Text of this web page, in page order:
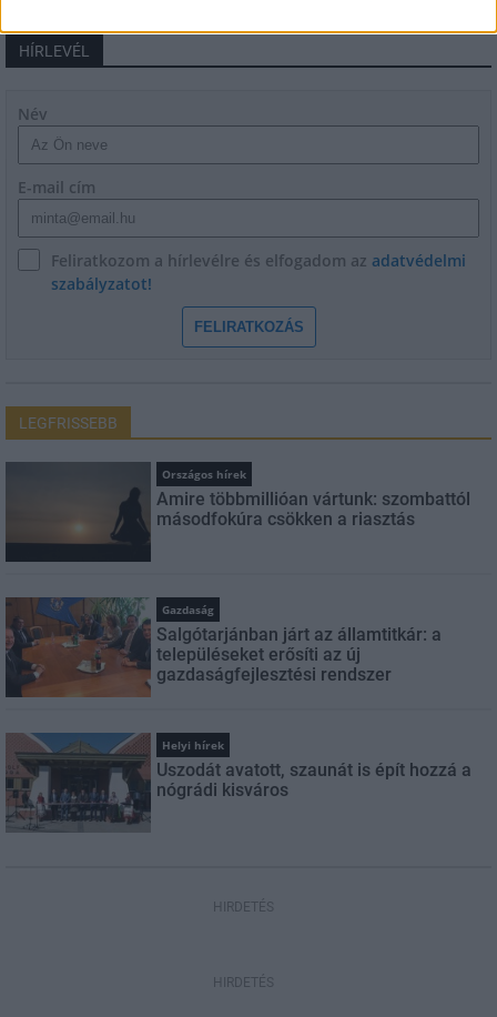
HÍRLEVÉL
Név
E-mail cím
Feliratkozom a hírlevélre és elfogadom az adatvédelmi
szabályzatot!
FELIRATKOZÁS
LEGFRISSEBB
Országos hírek
Amire többmillióan vártunk: szombattól
másodfokúra csökken a riasztás
Gazdaság
Salgótarjánban járt az államtitkár: a
településeket erősíti az új
gazdaságfejlesztési rendszer
Helyi hírek
Uszodát avatott, szaunát is épít hozzá a
nógrádi kisváros
HIRDETÉS
HIRDETÉS